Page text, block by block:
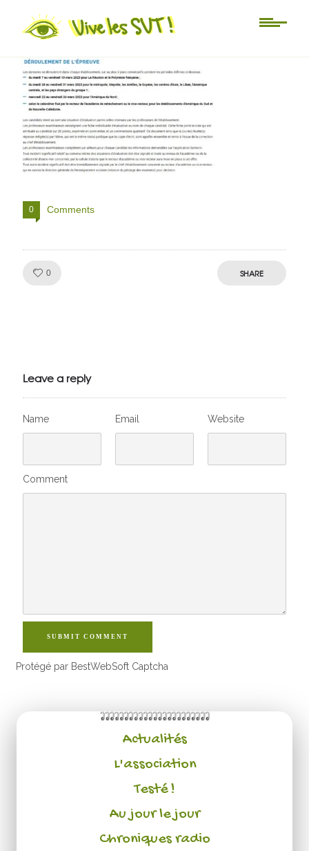
déroulement ECE
0 Comments
0 SHARE
Leave a reply
Name Email Website
Comment
SUBMIT COMMENT
Protégé par BestWebSoft Captcha
Actualités
L'association
Testé !
Au jour le jour
Chroniques radio